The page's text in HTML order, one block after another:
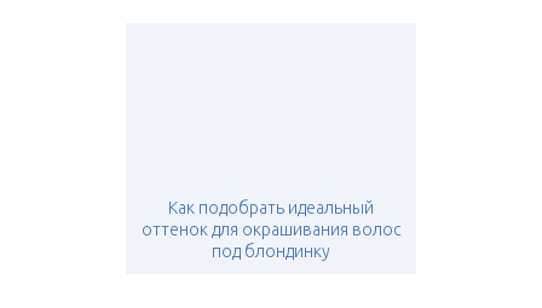
Как подобрать идеальный
оттенок для окрашивания волос
под блондинку